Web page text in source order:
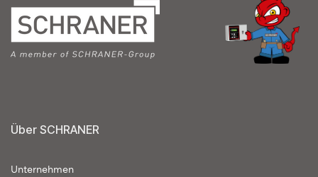
Über SCHRANER
Unternehmen